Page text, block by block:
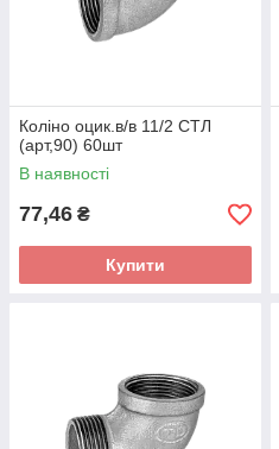
Коліно оцик.в/в 11/2 СТЛ
(арт,90) 60шт
В наявності
77,46 ₴
Купити